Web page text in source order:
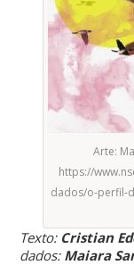
Arte:
https://
dados/o-perfil-
Texto: Cristian
dados: Maiara